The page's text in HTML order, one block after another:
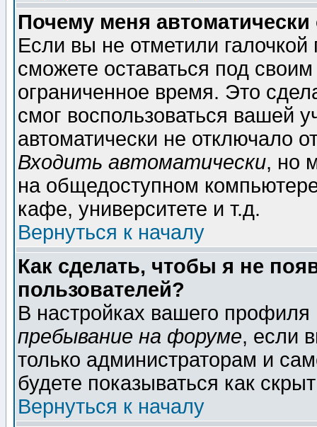
Почему меня автоматически
Если вы не отметили галочкой
сможете оставаться под
ограниченное время. Это
смог воспользоваться вашей
автоматически не отключало
Входить автоматически, но
на общедоступном
кафе, университете и т.д.
Вернуться к началу
Как сделать, чтобы я не
пользователей?
В настройках вашего
пребывание на форуме, если
только администраторам и
будете показываться как
Вернуться к началу